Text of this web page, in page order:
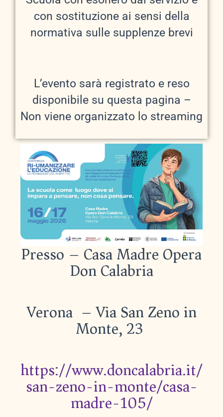
con sostituzione ai sensi della
normativa sulle supplenze brevi
L’evento sarà registrato e reso
disponibile su questa pagina –
Non viene organizzato lo streaming
Presso – Casa Madre Opera
Don Calabria
Verona – Via San Zeno in
Monte, 23
https://www.doncalabria.it/
san-zeno-in-monte/casa-
madre-105/